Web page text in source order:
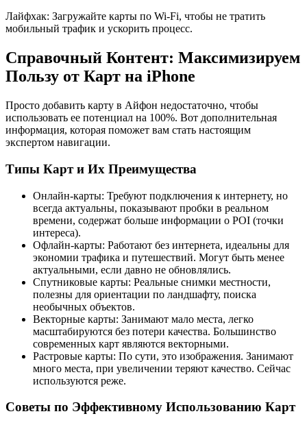
Лайфхак: Загружайте карты по Wi-Fi, чтобы не тратить
мобильный трафик и ускорить процесс.
Справочный Контент: Максимизируем
Пользу от Карт на iPhone
Просто добавить карту в Айфон недостаточно, чтобы
использовать ее потенциал на 100%. Вот дополнительная
информация, которая поможет вам стать настоящим
экспертом навигации.
Типы Карт и Их Преимущества
Онлайн-карты: Требуют подключения к интернету, но
всегда актуальны, показывают пробки в реальном
времени, содержат больше информации о POI (точки
интереса).
Офлайн-карты: Работают без интернета, идеальны для
экономии трафика и путешествий. Могут быть менее
актуальными, если давно не обновлялись.
Спутниковые карты: Реальные снимки местности,
полезны для ориентации по ландшафту, поиска
необычных объектов.
Векторные карты: Занимают мало места, легко
масштабируются без потери качества. Большинство
современных карт являются векторными.
Растровые карты: По сути, это изображения. Занимают
много места, при увеличении теряют качество. Сейчас
используются реже.
Советы по Эффективному Использованию Карт